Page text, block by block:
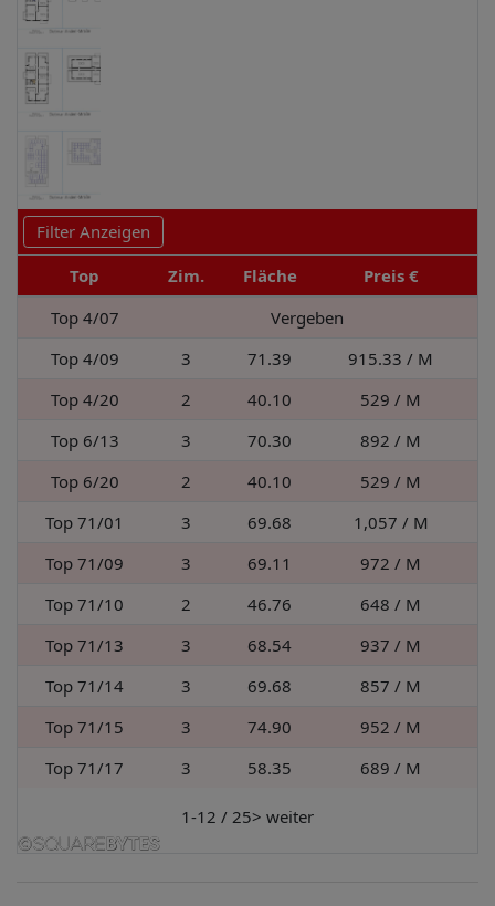
Filter Anzeigen
Top
Zim. Fläche
Preis €
Top 4/07
Vergeben
Top 4/09
3 71.39 915.33 / M
Top 4/20
2 40.10 529 / M
Top 6/13
3 70.30 892 / M
Top 6/20
2 40.10 529 / M
Top 71/01
3 69.68 1,057 / M
Top 71/09
3 69.11 972 / M
Top 71/10
2 46.76 648 / M
Top 71/13
3 68.54 937 / M
Top 71/14
3 69.68 857 / M
Top 71/15
3 74.90 952 / M
Top 71/17
3 58.35 689 / M
1-12 / 25> weiter